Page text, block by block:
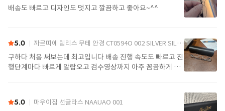
배송도 빠르고 디자인도 멋지고 깔끔하고 좋아요~^^
5.0 까르띠에 림리스 무테 안경 CT0594O 002 SILVER SILVER TRANSPARENT
구하다 처음 써보는데 최고입니다 배송 진행 속도도 빠르고 진
행단계마다 빠르게 알람오고 검수영상까지 아주 꼼꼼하게 찍
5.0 마우이짐 선글라스 NAAUAO 001